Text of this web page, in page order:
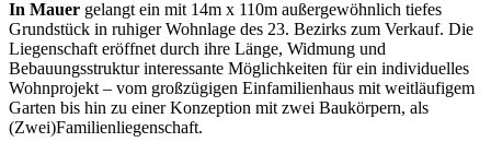
In Mauer gelangt ein mit 14m x 110m außergewöhnlich tiefes
Grundstück in ruhiger Wohnlage des 23. Bezirks zum Verkauf. Die
Liegenschaft eröffnet durch ihre Länge, Widmung und
Bebauungsstruktur interessante Möglichkeiten für ein individuelles
Wohnprojekt – vom großzügigen Einfamilienhaus mit weitläufigem
Garten bis hin zu einer Konzeption mit zwei Baukörpern, als
(Zwei)Familienliegenschaft.